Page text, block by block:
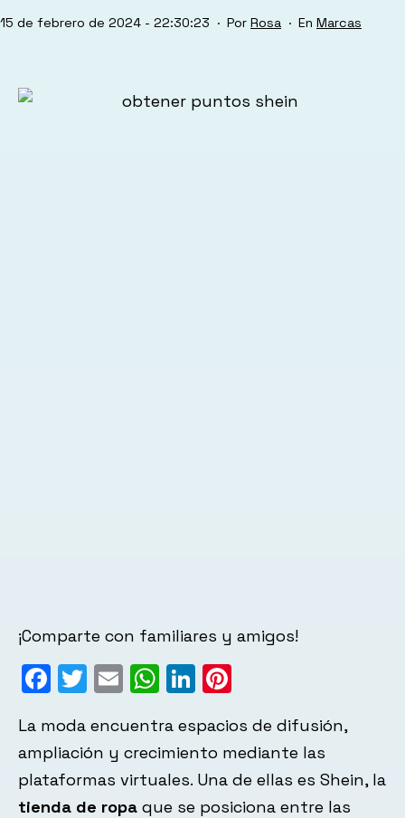
Publicada
15 de febrero de 2024 - 22:30:23 Por Rosa
Categorizado
Marcas
¡Comparte con familiares y amigos!
Facebook
Twitter
EmailWhatsApp
LinkedIn
La moda encuentra espacios de difusión,
ampliación y crecimiento mediante las
plataformas virtuales. Una de ellas es Shein, la
tienda de ropa que se posiciona entre las